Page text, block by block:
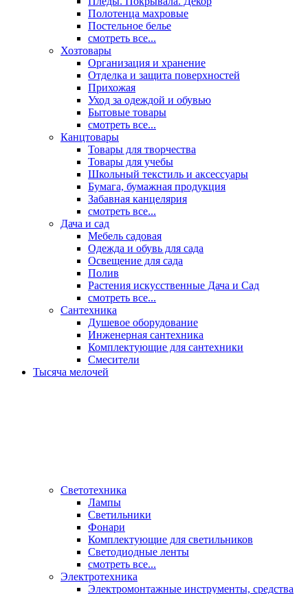
Полотенца махровые
Постельное белье
смотреть все...
Хозтовары
Организация и хранение
Отделка и защита поверхностей
Прихожая
Уход за одеждой и обувью
Бытовые товары
смотреть все...
Канцтовары
Товары для творчества
Товары для учебы
Школьный текстиль и аксессуары
Бумага, бумажная продукция
Забавная канцелярия
смотреть все...
Дача и сад
Мебель садовая
Одежда и обувь для сада
Освещение для сада
Полив
Растения искусственные Дача и Сад
смотреть все...
Сантехника
Душевое оборудование
Инженерная сантехника
Комплектующие для сантехники
Смесители
Тысяча мелочей
Светотехника
Лампы
Светильники
Фонари
Комплектующие для светильников
Светодиодные ленты
смотреть все...
Электротехника
Электромонтажные инструменты, средства